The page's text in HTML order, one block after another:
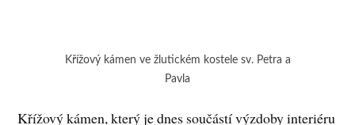
Křížový kámen ve žlutickém kostele sv. Petra a
Pavla
Křížový kámen, který je dnes součástí výzdoby interiéru